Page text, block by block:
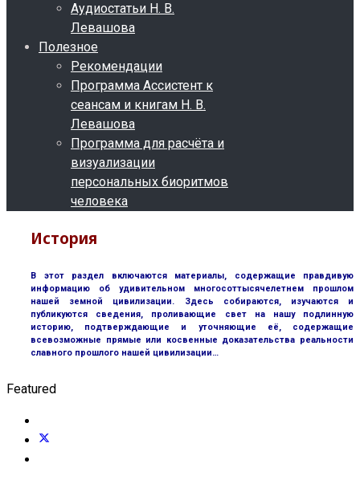
Аудиостатьи Н. В.
Левашова
Полезное
Рекомендации
Программа Ассистент к
сеансам и книгам Н. В.
Левашова
Программа для расчёта и
визуализации
персональных биоритмов
человека
История
В этот раздел включаются материалы, содержащие правдивую
информацию об удивительном многосоттысячелетнем прошлом
нашей земной цивилизации. Здесь собираются, изучаются и
публикуются сведения, проливающие свет на нашу подлинную
историю, подтверждающие и уточняющие её, содержащие
всевозможные прямые или косвенные доказательства реальности
славного прошлого нашей цивилизации…
Featured